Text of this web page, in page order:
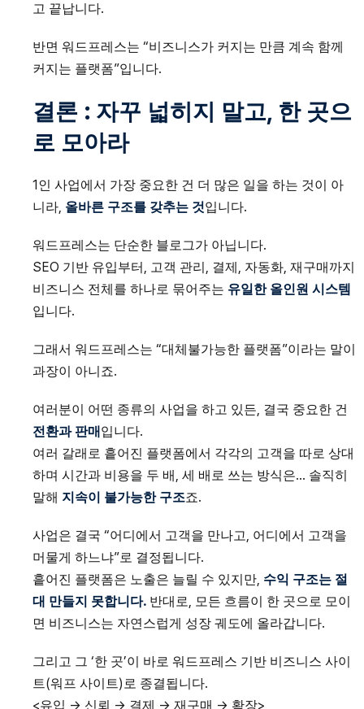
고 끝납니다.
반면 워드프레스는 “비즈니스가 커지는 만큼 계속 함께
커지는 플랫폼”입니다.
결론 : 자꾸 넓히지 말고, 한 곳으
로 모아라
1인 사업에서 가장 중요한 건 더 많은 일을 하는 것이 아
니라, 올바른 구조를 갖추는 것입니다.
워드프레스는 단순한 블로그가 아닙니다.
SEO 기반 유입부터, 고객 관리, 결제, 자동화, 재구매까지
비즈니스 전체를 하나로 묶어주는 유일한 올인원 시스템
입니다.
그래서 워드프레스는 “대체불가능한 플랫폼”이라는 말이
과장이 아니죠.
여러분이 어떤 종류의 사업을 하고 있든, 결국 중요한 건
전환과 판매입니다.
여러 갈래로 흩어진 플랫폼에서 각각의 고객을 따로 상대
하며 시간과 비용을 두 배, 세 배로 쓰는 방식은… 솔직히
말해 지속이 불가능한 구조죠.
사업은 결국 “어디에서 고객을 만나고, 어디에서 고객을
머물게 하느냐”로 결정됩니다.
흩어진 플랫폼은 노출은 늘릴 수 있지만, 수익 구조는 절
대 만들지 못합니다. 반대로, 모든 흐름이 한 곳으로 모이
면 비즈니스는 자연스럽게 성장 궤도에 올라갑니다.
그리고 그 ‘한 곳’이 바로 워드프레스 기반 비즈니스 사이
트(워프 사이트)로 종결됩니다.
<유입 → 신뢰 → 결제 → 재구매 → 확장>